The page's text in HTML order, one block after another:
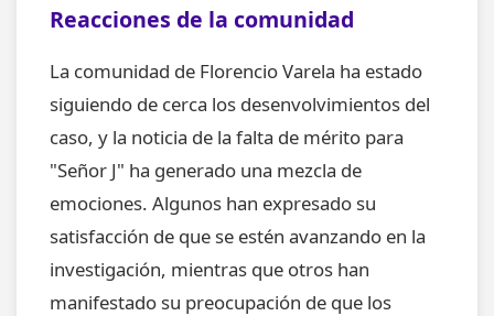
Reacciones de la comunidad
La comunidad de Florencio Varela ha estado
siguiendo de cerca los desenvolvimientos del
caso, y la noticia de la falta de mérito para
"Señor J" ha generado una mezcla de
emociones. Algunos han expresado su
satisfacción de que se estén avanzando en la
investigación, mientras que otros han
manifestado su preocupación de que los